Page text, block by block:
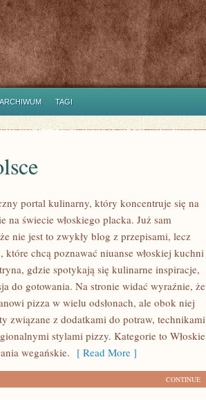
ARCHIWUM TAGI
portal kulinarny, który koncentruje się na
na świecie włoskiego placka. Już sam
nie jest to zwykły blog z przepisami, lecz
które chcą poznawać niuanse włoskiej kuchni
gdzie spotykają się kulinarne inspiracje,
do gotowania. Na stronie widać wyraźnie, że
pizza w wielu odsłonach, ale obok niej
związane z dodatkami do potraw, technikami
stylami pizzy. Kategorie to Włoskie
wegańskie. [ Read More ]
CONTINUE